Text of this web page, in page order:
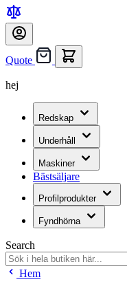
Quote
hej
Redskap
Underhåll
Maskiner
Bästsäljare
Profilprodukter
Fyndhörna
Search
Hem